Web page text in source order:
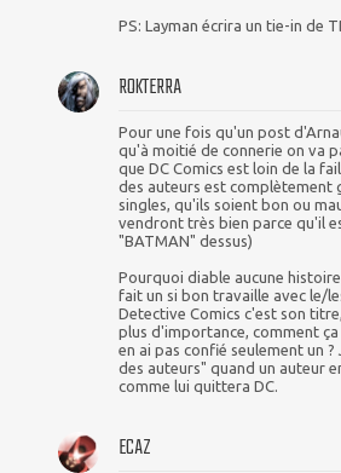
PS: Layman écrira un tie-in de
ROKTERRA
Pour une fois qu'un post
qu'à moitié de connerie on va
que DC Comics est loin de la
des auteurs est complètement
singles, qu'ils soient bon ou
vendront très bien parce qu'il
"BATMAN" dessus)
Pourquoi diable aucune
fait un si bon travaille avec le/
Detective Comics c'est son
plus d'importance, comment ça
en ai pas confié seulement un
des auteurs" quand un auteur
comme lui quittera DC.
ECAZ